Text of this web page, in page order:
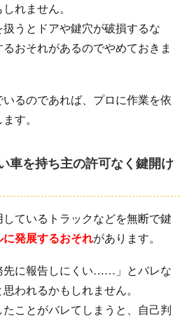
れません。
うとドアや鍵穴が破損するな
おそれがあるのでやめておきま
るのであれば、プロに作業を依
す。
車を持ち主の許可なく鍵開け
ているトラックなどを無断で鍵
に発展するおそれがあります。
先に報告しにくい……」とバレな
われるかもしれません。
ことがバレてしまうと、自己判